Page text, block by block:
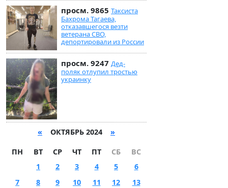
просм. 9865 Таксиста
Бахрома Тагаева,
отказавшегося везти
ветерана СВО,
депортировали из России
просм. 9247 Дед-
поляк отлупил тростью
украинку
« ОКТЯБРЬ 2024 »
ПН ВТ СР ЧТ ПТ СБ
ВС
1
2 3 4 5
6
7
8 9 10 11 12
13